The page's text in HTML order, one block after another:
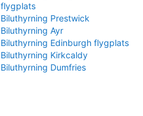
flygplats
Biluthyrning Prestwick
Biluthyrning Ayr
Biluthyrning Edinburgh flygplats
Biluthyrning Kirkcaldy
Biluthyrning Dumfries